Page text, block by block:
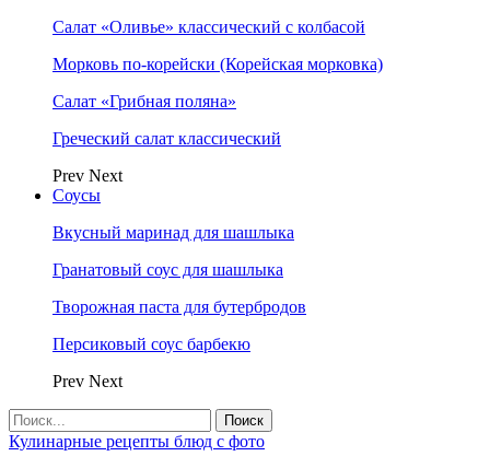
Салат «Оливье» классический с колбасой
Морковь по-корейски (Корейская морковка)
Салат «Грибная поляна»
Греческий салат классический
Prev Next
Соусы
Вкусный маринад для шашлыка
Гранатовый соус для шашлыка
Творожная паста для бутербродов
Персиковый соус барбекю
Prev Next
Кулинарные рецепты блюд с фото